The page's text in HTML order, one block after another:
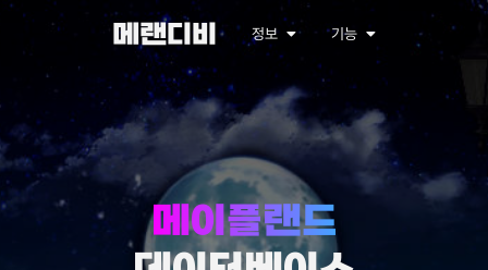
메랜디비 정보 기능
메이플랜드